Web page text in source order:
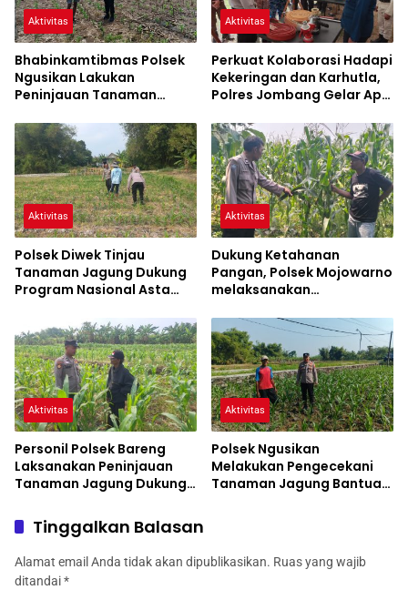
Aktivitas
Bhabinkamtibmas Polsek
Ngusikan Lakukan
Peninjauan Tanaman
Mendukung Ketahanan
Pangan
Aktivitas
Perkuat Kolaborasi Hadapi
Kekeringan dan Karhutla,
Polres Jombang Gelar Apel
Aktivitas
Polsek Diwek Tinjau
Tanaman Jagung Dukung
Program Nasional Asta
Aktivitas
Dukung Ketahanan
Pangan, Polsek Mojowarno
melaksanakan
Jagung
Aktivitas
Personil Polsek Bareng
Laksanakan Peninjauan
Tanaman Jagung Dukung
Pangan
Aktivitas
Polsek Ngusikan
Melakukan Pengecekani
Tanaman Jagung Bantuan
Tinggalkan Balasan
Alamat email Anda tidak akan dipublikasikan. Ruas yang wajib
ditandai*